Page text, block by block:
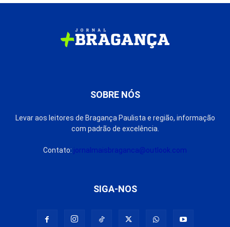
SOBRE NÓS
Levar aos leitores de Bragança Paulista e região, informação
com padrão de excelência.
Contato: jornalmaisbraganca@outlook.com
SIGA-NOS